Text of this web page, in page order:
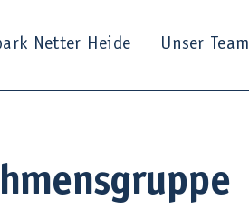
Netter Heide Unser Team